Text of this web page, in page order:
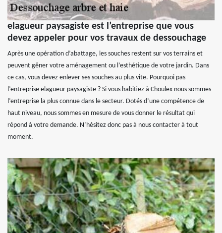
elagueur paysagiste est l’entreprise que vous
devez appeler pour vos travaux de dessouchage
Après une opération d’abattage, les souches restent sur vos terrains et
peuvent gêner votre aménagement ou l’esthétique de votre jardin. Dans
ce cas, vous devez enlever ses souches au plus vite. Pourquoi pas
l’entreprise elagueur paysagiste ? Si vous habitiez à Choulex nous sommes
l’entreprise la plus connue dans le secteur. Dotés d’une compétence de
haut niveau, nous sommes en mesure de vous donner le résultat qui
répond à votre demande. N’hésitez donc pas à nous contacter à tout
moment.